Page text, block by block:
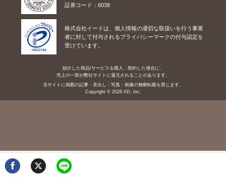
証券コード：6038
株式会社イードは、個人情報の適切な取扱いを行う事業
者に対して付与されるプライバシーマークの付与認定を
受けています。
紹介した商品/サービスを購入、契約した場合に、
売上の一部が弊社サイトに還元されることがあります。
当サイトに掲載の記事・見出し・写真・画像の無断転載を禁じます。
Copyright © 2026 IID, Inc.